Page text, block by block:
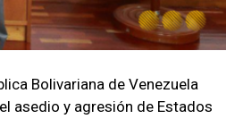
Bolivariana de Venezuela
asedio y agresión de Estados